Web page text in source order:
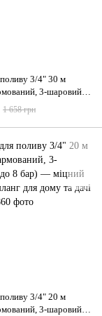
3/4" 30 м
3-шаровий,
садовий
та дачі
1 658 грн
3/4" 20 м
3-шаровий,